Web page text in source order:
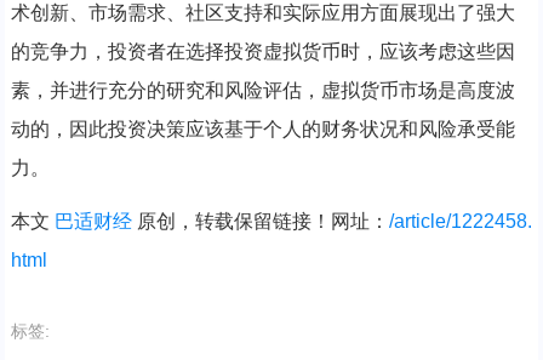
术创新、市场需求、社区支持和实际应用方面展现出了强大
的竞争力，投资者在选择投资虚拟货币时，应该考虑这些因
素，并进行充分的研究和风险评估，虚拟货币市场是高度波
动的，因此投资决策应该基于个人的财务状况和风险承受能
力。
本文 巴适财经原创，转载保留链接！网址： /article/1222458.
html
标签: